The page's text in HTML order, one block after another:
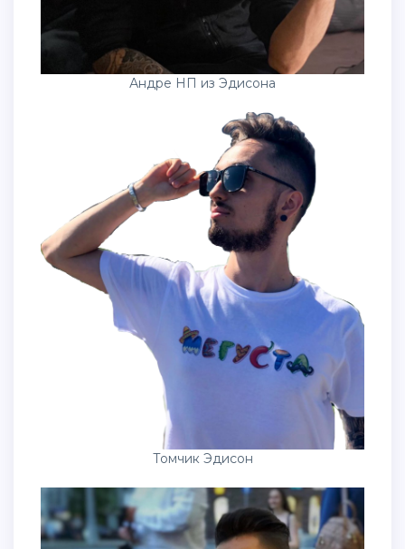
Андре НП из Эдисона
Томчик Эдисон